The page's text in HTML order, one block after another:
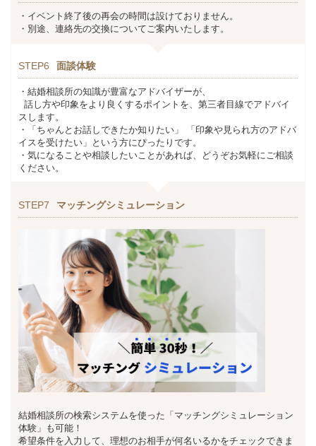
・イベント終了後の再会の時間は設けておりません。
・別途、連絡先の交換についてご案内いたします。
STEP6 面談体験
・結婚相談所の知識が豊富なアドバイザーが、
話し方や印象をより良くするポイントを、第三者目線でアドバイ
スします。
・「ちゃんとお話しできたか知りたい」 「印象や見られ方のアドバ
イスを受けたい」という方にぴったりです。
・気になることや相談したいことがあれば、どうぞお気軽にご相談
ください。
STEP7 マッチングシミュレーション
結婚相談所の検索システムを使った「マッチングシミュレーション
体験」も可能！
希望条件を入力して、理想のお相手が何名いるかをチェックできま